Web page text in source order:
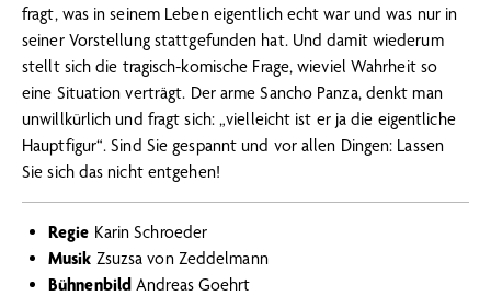
fragt, was in seinem Leben eigentlich echt war und was nur in
seiner Vorstellung stattgefunden hat. Und damit wiederum
stellt sich die tragisch-komische Frage, wieviel Wahrheit so
eine Situation verträgt. Der arme Sancho Panza, denkt man
unwillkürlich und fragt sich: „vielleicht ist er ja die eigentliche
Hauptfigur“. Sind Sie gespannt und vor allen Dingen: Lassen
Sie sich das nicht entgehen!
Regie Karin Schroeder
Musik Zsuzsa von Zeddelmann
BühnenbildAndreas Goehrt